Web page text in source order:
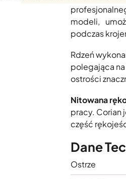
modeli,
podczas
Rdzeń
polegająca na
ostrości
Nitowana
pracy. Corian
część
Dane
Ostrze